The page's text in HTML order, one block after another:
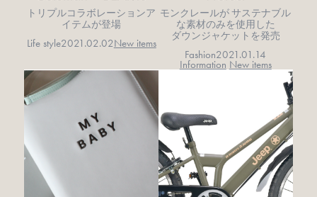
トリプルコラボレーションア
イテムが登場
Life style2021.02.02New items
モンクレールが サステナブル
な素材のみを使用した
ダウンジャケットを発売
Fashion2021.01.14
Information New items